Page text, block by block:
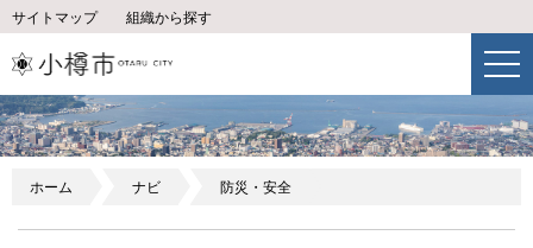
サイトマップ 組織から探す
ホーム ナビ 防災・安全